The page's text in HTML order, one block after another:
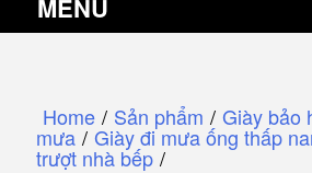
MENU
Home / Sản phẩm / Giày bảo
mưa / Giày đi mưa ống thấp
trượt nhà bếp /